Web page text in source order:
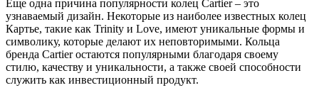
Еще одна причина популярности колец Cartier – это
узнаваемый дизайн. Некоторые из наиболее известных колец
Картье, такие как Trinity и Love, имеют уникальные формы и
символику, которые делают их неповторимыми. Кольца
бренда Cartier остаются популярными благодаря своему
стилю, качеству и уникальности, а также своей способности
служить как инвестиционный продукт.